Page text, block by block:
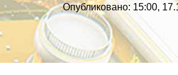
Опубликовано: 15:00,
Правила
Контакт»